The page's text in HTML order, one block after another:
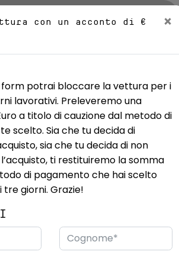
Sedi
Jaguar E-Pace
Pace 2.0d i4 R-
150cv auto my19
CAMBIO AUTOMATICO
km
questa vettura dal vivo?
con un acconto di €
×
potrai bloccare la vettura per i
lavorativi. Preleveremo una
a titolo di cauzione dal metodo di
scelto. Sia che tu decida di
sia che tu decida di non
ti restituiremo la somma
di pagamento che hai scelto
giorni. Grazie!